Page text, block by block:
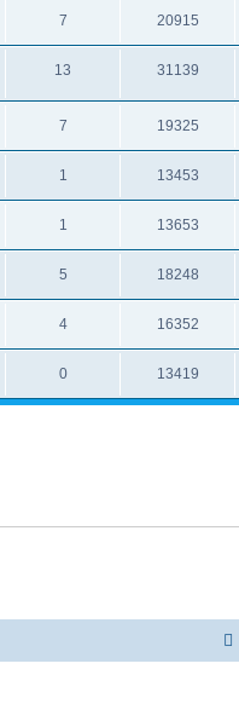
7 20915
13 31139
7 19325
1 13453
1 13653
5 18248
4 16352
0 13419